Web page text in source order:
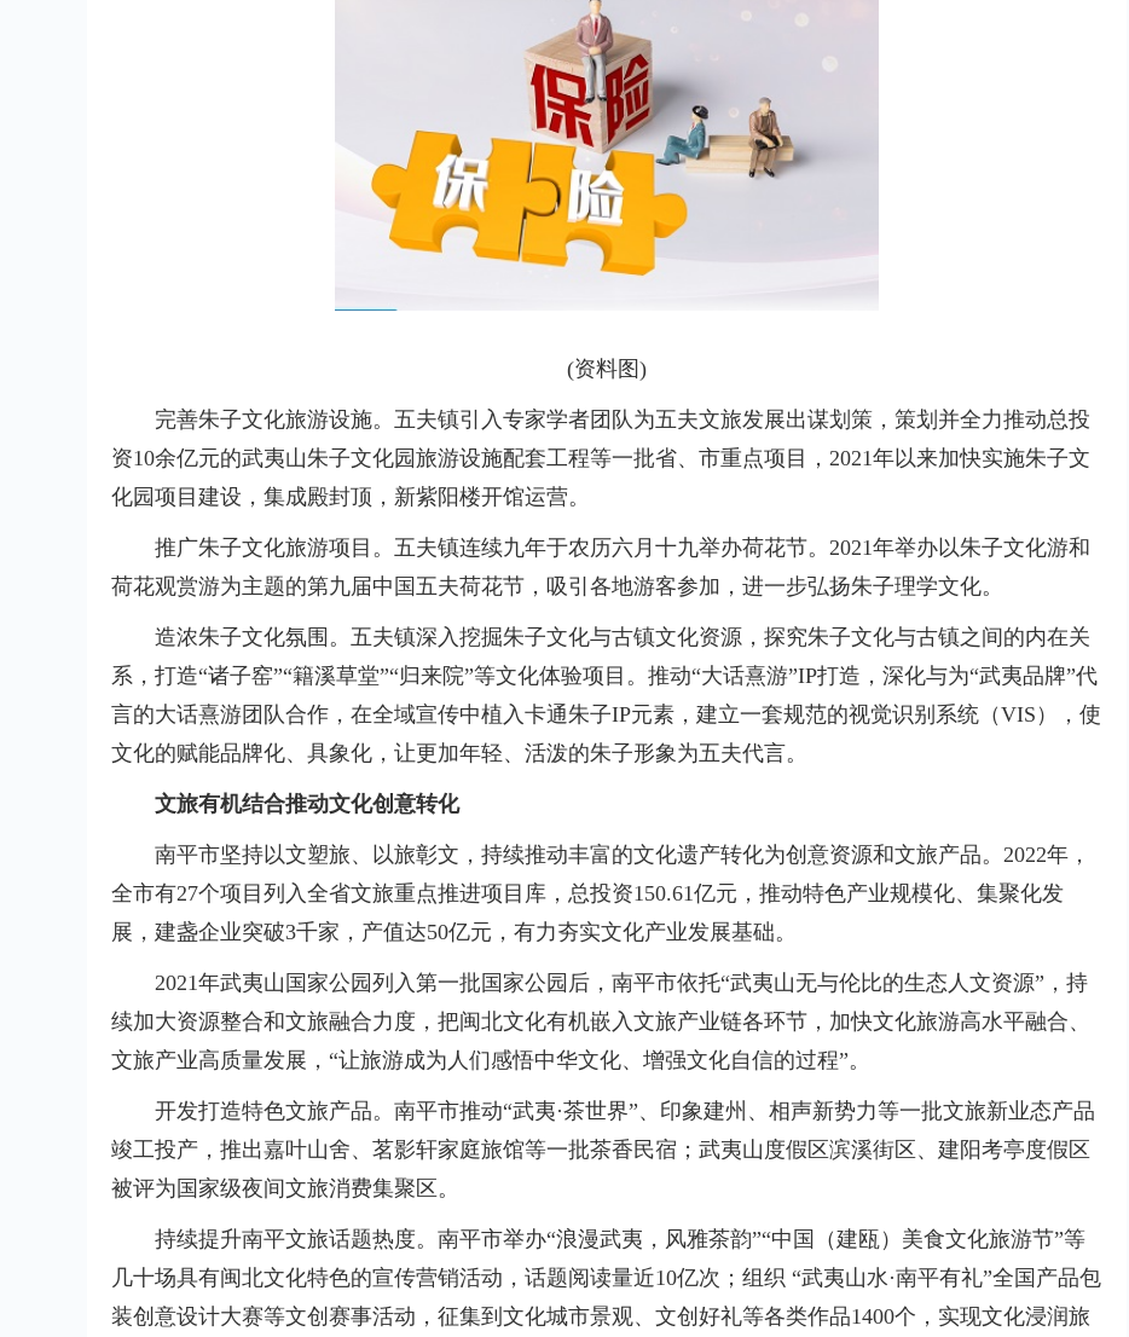
(资料图)
完善朱子文化旅游设施。五夫镇引入专家学者团队为五夫文旅发展出谋划策，策划并全力推动总投
资10余亿元的武夷山朱子文化园旅游设施配套工程等一批省、市重点项目，2021年以来加快实施朱子文
化园项目建设，集成殿封顶，新紫阳楼开馆运营。
推广朱子文化旅游项目。五夫镇连续九年于农历六月十九举办荷花节。2021年举办以朱子文化游和
荷花观赏游为主题的第九届中国五夫荷花节，吸引各地游客参加，进一步弘扬朱子理学文化。
造浓朱子文化氛围。五夫镇深入挖掘朱子文化与古镇文化资源，探究朱子文化与古镇之间的内在关
系，打造“诸子窑”“籍溪草堂”“归来院”等文化体验项目。推动“大话熹游”IP打造，深化与为“武夷品牌”代
言的大话熹游团队合作，在全域宣传中植入卡通朱子IP元素，建立一套规范的视觉识别系统（VIS），使
文化的赋能品牌化、具象化，让更加年轻、活泼的朱子形象为五夫代言。
文旅有机结合推动文化创意转化
南平市坚持以文塑旅、以旅彰文，持续推动丰富的文化遗产转化为创意资源和文旅产品。2022年，
全市有27个项目列入全省文旅重点推进项目库，总投资150.61亿元，推动特色产业规模化、集聚化发
展，建盏企业突破3千家，产值达50亿元，有力夯实文化产业发展基础。
2021年武夷山国家公园列入第一批国家公园后，南平市依托“武夷山无与伦比的生态人文资源”，持
续加大资源整合和文旅融合力度，把闽北文化有机嵌入文旅产业链各环节，加快文化旅游高水平融合、
文旅产业高质量发展，“让旅游成为人们感悟中华文化、增强文化自信的过程”。
开发打造特色文旅产品。南平市推动“武夷·茶世界”、印象建州、相声新势力等一批文旅新业态产品
竣工投产，推出嘉叶山舍、茗影轩家庭旅馆等一批茶香民宿；武夷山度假区滨溪街区、建阳考亭度假区
被评为国家级夜间文旅消费集聚区。
持续提升南平文旅话题热度。南平市举办“浪漫武夷，风雅茶韵”“中国（建瓯）美食文化旅游节”等
几十场具有闽北文化特色的宣传营销活动，话题阅读量近10亿次；组织 “武夷山水·南平有礼”全国产品包
装创意设计大赛等文创赛事活动，征集到文化城市景观、文创好礼等各类作品1400个，实现文化浸润旅